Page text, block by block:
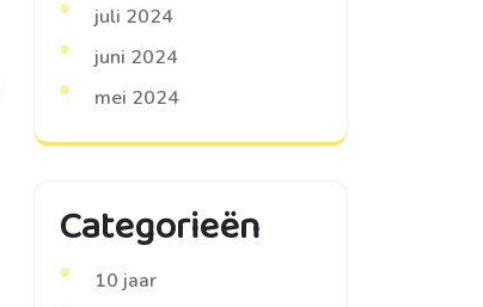
juli 2024
juni 2024
mei 2024
Categorieën
10 jaar